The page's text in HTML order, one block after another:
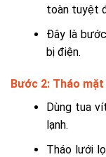
toàn tuyệt
Đây là bước
bị điện.
Bước 2: Tháo
Dùng tua
lạnh.
Tháo lưới